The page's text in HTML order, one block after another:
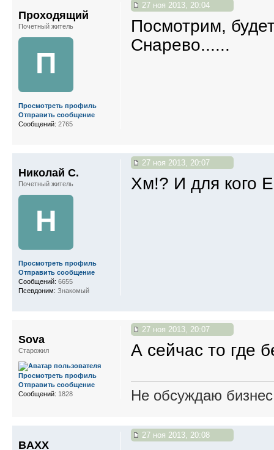
27 ноя 2013, 20:04
Посмотрим,
Снарево......
Проходящий
Почетный житель
П
Просмотреть профиль
Отправить сообщение
Сообщений: 2765
27 ноя 2013, 20:07
Хм!? И для кого
Николай С.
Почетный житель
Н
Просмотреть профиль
Отправить сообщение
Сообщений: 6655
Псевдоним: Знакомый
27 ноя 2013, 20:07
А сейчас то где
Не обсуждаю
Sova
Старожил
Просмотреть профиль
Отправить сообщение
Сообщений: 1828
27 ноя 2013, 20:08
BAXX